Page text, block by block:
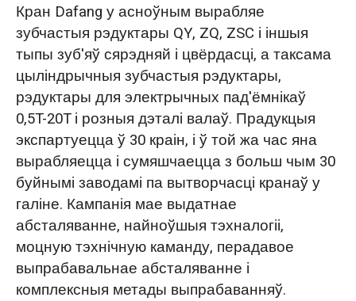
Кран Dafang у асноўным вырабляе
зубчастыя рэдуктары QY, ZQ, ZSC і іншыя
тыпы зуб'яў сярэдняй і цвёрдасці, а таксама
цыліндрычныя зубчастыя рэдуктары,
рэдуктары для электрычных пад'ёмнікаў
0,5T-20T і розныя дэталі валаў. Прадукцыя
экспартуецца ў 30 краін, і ў той жа час яна
вырабляецца і сумяшчаецца з больш чым 30
буйнымі заводамі па вытворчасці кранаў у
галіне. Кампанія мае выдатнае
абсталяванне, найноўшыя тэхналогіі,
моцную тэхнічную каманду, перадавое
выпрабавальнае абсталяванне і
комплексныя метады выпрабаванняў.